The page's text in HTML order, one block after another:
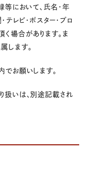
において、氏名・年
レビ・ポスター・プロ
く場合があります。ま
します。
お願いします。
いは、別途記載され